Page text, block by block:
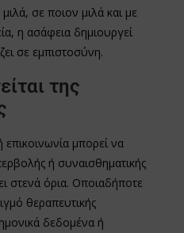
μιλά, σε ποιον μιλά και με
η ασάφεια δημιουργεί
σε εμπιστοσύνη.
της
μπορεί να
ή συναισθηματικής
στενά όρια. Οποιαδήποτε
θεραπευτικής
δεδομένα ή